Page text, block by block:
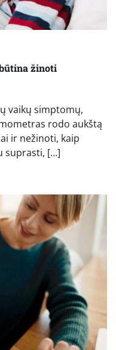
žinoti
vaikų simptomų,
rodo aukštą
ir nežinoti, kaip
suprasti, […]